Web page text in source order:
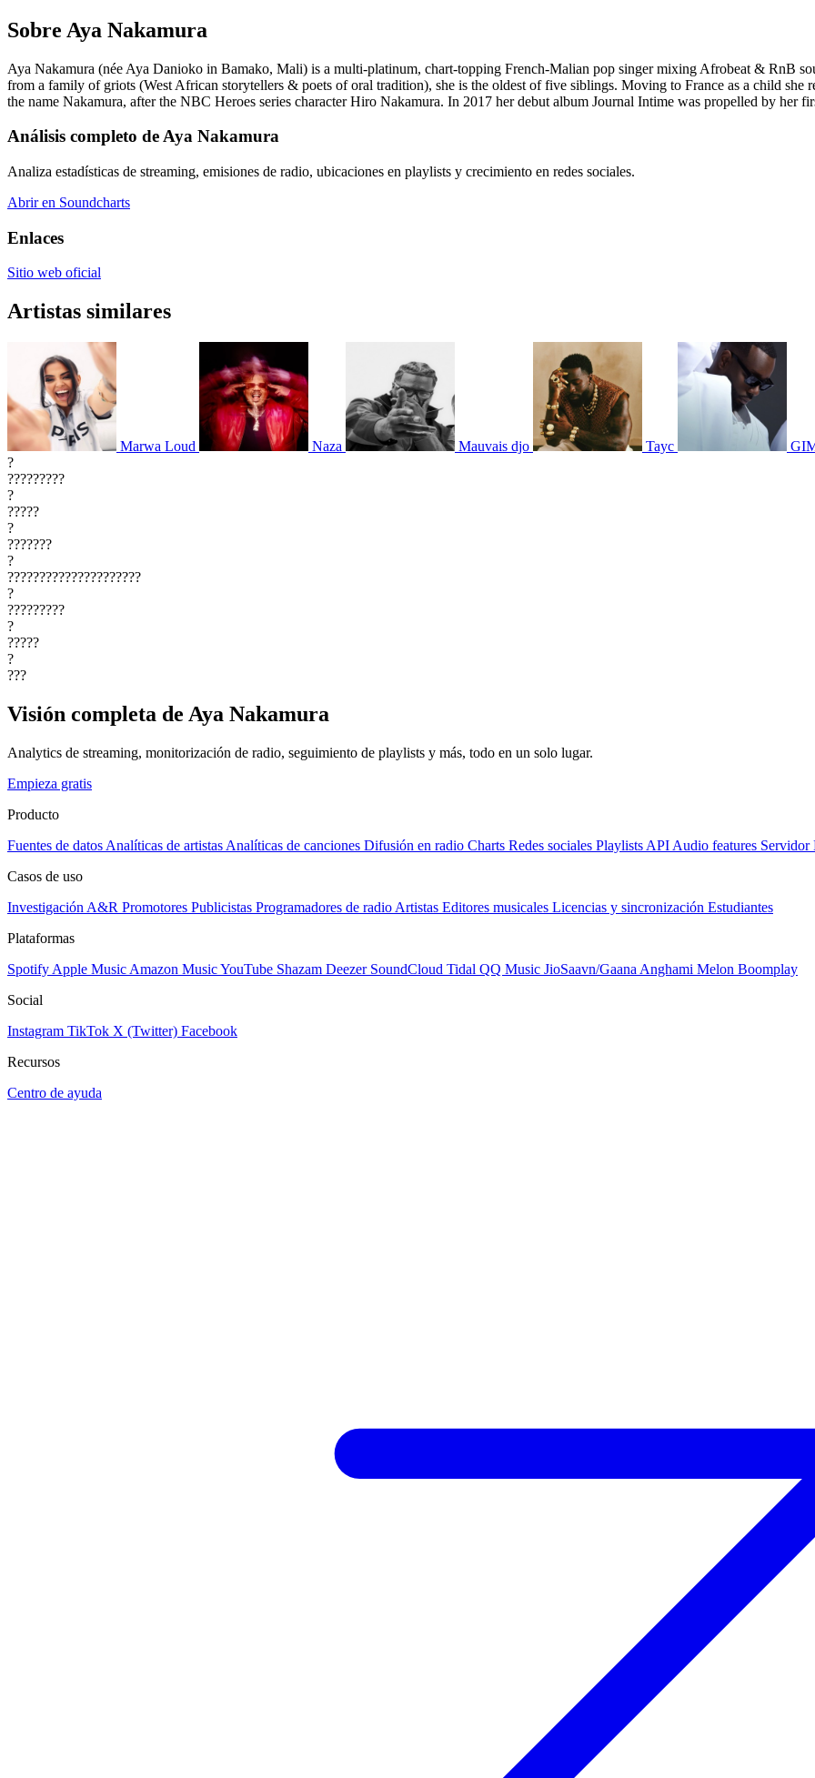
Sobre Aya Nakamura
Aya Nakamura (née Aya Danioko in Bamako, Mali) is a multi-platinum, chart-topping French-Malian pop singer mixing Afrobeat & RnB
from a family of griots (West African storytellers & poets of oral tradition), she is the oldest of five siblings. Moving to France as a child she
the name Nakamura, after the NBC Heroes series character Hiro Nakamura. In 2017 her debut album Journal Intime was propelled by her
Análisis completo de Aya Nakamura
Analiza estadísticas de streaming, emisiones de radio, ubicaciones en playlists y crecimiento en redes sociales.
Abrir en Soundcharts
Enlaces
Sitio web oficial
Artistas similares
Marwa Loud Naza Mauvais djo Tayc
?
?????????
?
?????
?
???????
?
?????????????????????
?
?????????
?
?????
?
???
Visión completa de Aya Nakamura
Analytics de streaming, monitorización de radio, seguimiento de playlists y más, todo en un solo lugar.
Empieza gratis
Producto
Fuentes de datos Analíticas de artistas Analíticas de canciones Difusión en radio Charts Redes sociales Playlists API Audio features Servidor
Casos de uso
Investigación A&R Promotores Publicistas Programadores de radio Artistas Editores musicales Licencias y sincronización Estudiantes
Plataformas
Spotify Apple Music Amazon MusicYouTube Shazam Deezer SoundCloud Tidal QQ Music JioSaavn/Gaana Anghami Melon Boomplay
Social
Instagram TikTok X (Twitter) Facebook
Recursos
Centro de ayuda